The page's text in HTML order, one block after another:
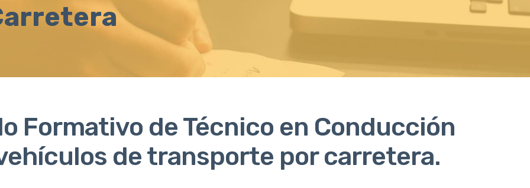
Formativo de Técnico en Conducción
de transporte por carretera.